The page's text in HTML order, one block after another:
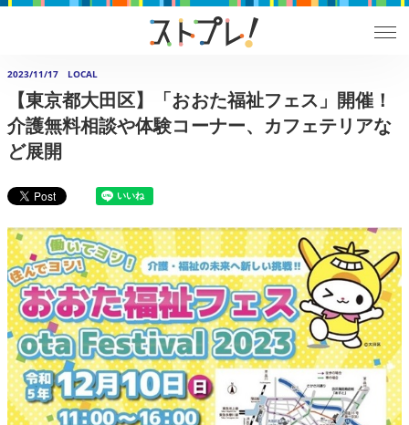
2023/11/17 LOCAL
【東京都大田区】「おおた福祉フェス」開催！
介護無料相談や体験コーナー、カフェテリアな
ど展開